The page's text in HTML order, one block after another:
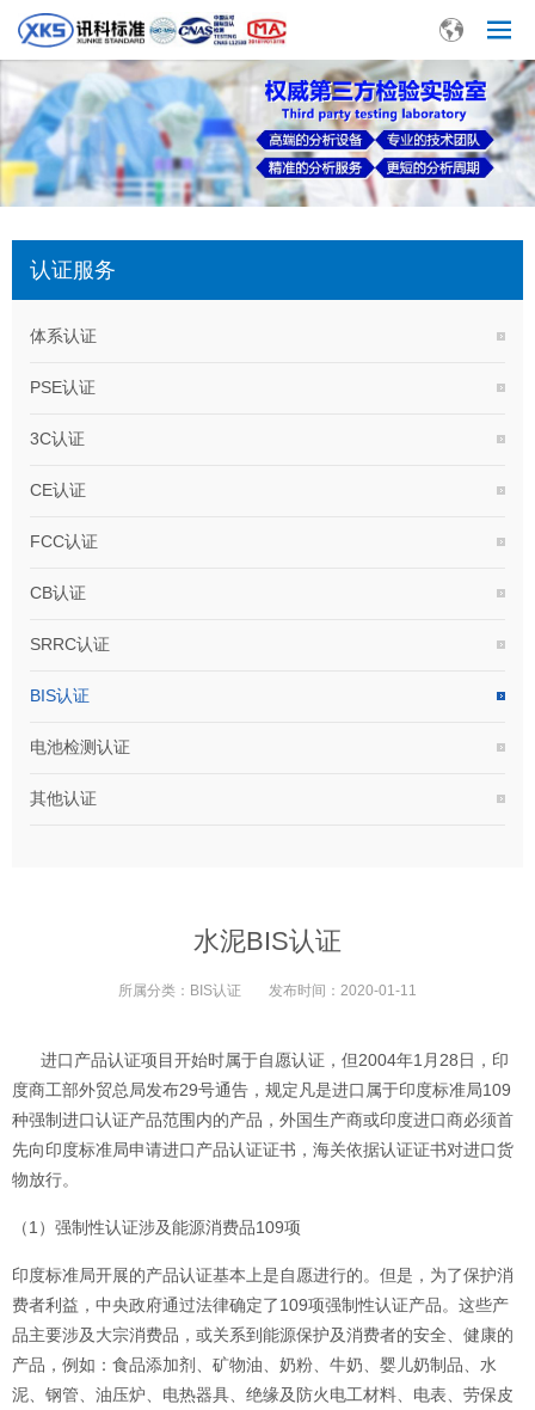
认证服务
体系认证
PSE认证
3C认证
CE认证
FCC认证
CB认证
SRRC认证
BIS认证
电池检测认证
其他认证
水泥BIS认证
所属分类： BIS认证 发布时间： 2020-01-11
进口产品认证项目开始时属于自愿认证，但2004年1月28日，印
度商工部外贸总局发布29号通告，规定凡是进口属于印度标准局109
种强制进口认证产品范围内的产品，外国生产商或印度进口商必须首
先向印度标准局申请进口产品认证证书，海关依据认证证书对进口货
物放行。
（1）强制性认证涉及能源消费品109项
印度标准局开展的产品认证基本上是自愿进行的。但是，为了保护消
费者利益，中央政府通过法律确定了109项强制性认证产品。这些产
品主要涉及大宗消费品，或关系到能源保护及消费者的安全、健康的
产品，例如：食品添加剂、矿物油、奶粉、牛奶、婴儿奶制品、水
泥、钢管、油压炉、电热器具、绝缘及防火电工材料、电表、劳保皮